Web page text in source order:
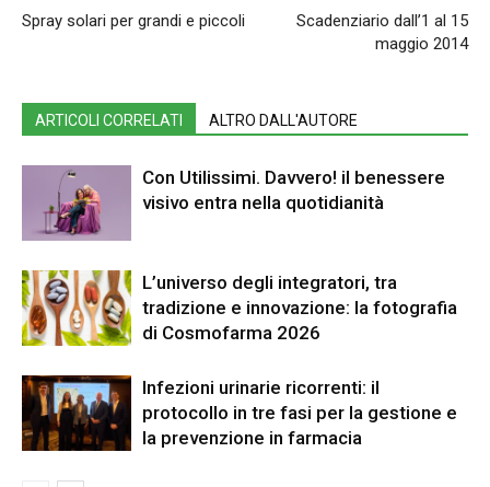
Spray solari per grandi e piccoli
Scadenziario dall’1 al 15
maggio 2014
ARTICOLI CORRELATI ALTRO DALL'AUTORE
Con Utilissimi. Davvero! il benessere
visivo entra nella quotidianità
L’universo degli integratori, tra
tradizione e innovazione: la fotografia
di Cosmofarma 2026
Infezioni urinarie ricorrenti: il
protocollo in tre fasi per la gestione e
la prevenzione in farmacia